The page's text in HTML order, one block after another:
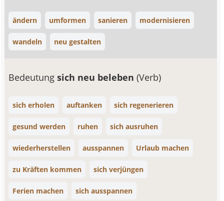
ändern umformen sanieren modernisieren
wandeln neu gestalten
Bedeutungsich neu beleben(Verb)
sich erholen auftanken sich regenerieren
gesund werden ruhen sich ausruhen
wiederherstellen ausspannen Urlaub machen
zu Kräften kommen sich verjüngen
Ferien machen sich ausspannen